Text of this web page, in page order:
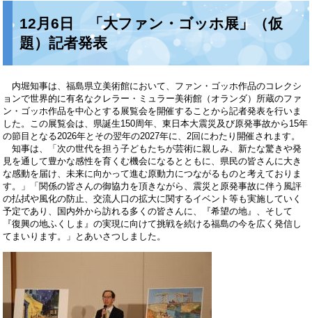
12月6日 「大ファン・ゴッホ展」（仮
題）記者発表
内堀知事は、福島県立美術館において、ファン・ゴッホ作品のコレクシ
ョンで世界的に有名なクレラー・ミュラー美術館（オランダ）所蔵のファ
ン・ゴッホ作品を中心とする展覧会を開催することから記者発表を行いま
した。この展覧会は、県誕生150周年、東日本大震災及び原発事故から15年
の節目となる2026年とその翌年の2027年に、2回にわたり開催されます。
知事は、「次の世代を担う子どもたちが芸術に親しみ、新たな驚きや発
見を通して豊かな感性を育くむ機会になるとともに、県民の皆さんに大き
な感動を届け、未来に向かって進む原動力につながるものと考えておりま
す。」「関係の皆さんの御協力を頂きながら、震災と原発事故に伴う風評
の払拭や風化の防止、交流人口の拡大に関するイベント等も実施していく
予定であり、国内外から訪れる多くの皆さんに、『希望の地』、そして
『復興の地ふくしま』の実現に向けて挑戦を続ける福島の今を広く発信し
てまいります。」とあいさつしました。